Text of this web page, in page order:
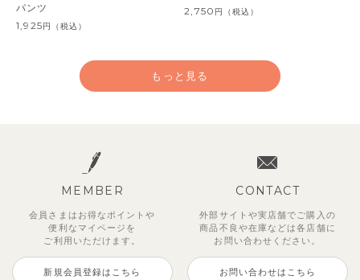
パンツ
1,925円 （税込）
2,750 円 （税込）
もっと見る
MEMBER
会員さまはお得なポイントや
便利な マイページを
ご利用いただけます。
新規会員登録はこちら
CONTACT
外部サイトや実店舗でご購入の
商品不良や在庫などは各店舗に
お問い合わせください。
お問い合わせはこちら